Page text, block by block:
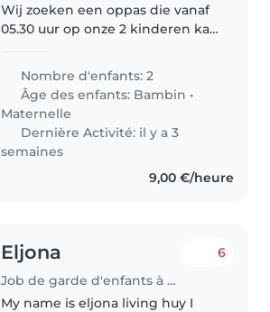
Wij zoeken een oppas die vanaf
05.30 uur op onze 2 kinderen kan
alleen opgevangen en
klaargemaakt te worden voor
school, waarna ze naar school
gebracht worden.
Nombre d'enfants: 2
Âge des enfants: Bambin •
Maternelle
Dernière Activité: il y a 3
semaines
9,00 €/heure
Eljona
Job de garde d'enfants à Huy
6
My name is eljona living huy I